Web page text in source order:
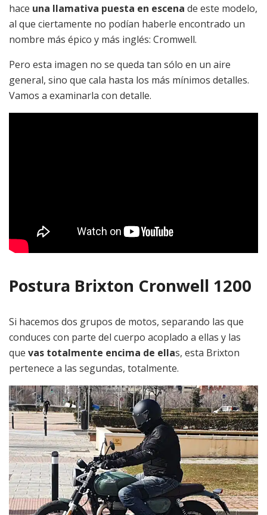
hace una llamativa puesta en escena de este modelo,
al que ciertamente no podían haberle encontrado un
nombre más épico y más inglés: Cromwell.
Pero esta imagen no se queda tan sólo en un aire
general, sino que cala hasta los más mínimos detalles.
Vamos a examinarla con detalle.
Postura Brixton Cronwell 1200
Si hacemos dos grupos de motos, separando las que
conduces con parte del cuerpo acoplado a ellas y las
que vas totalmente encima de ellas, esta Brixton
pertenece a las segundas, totalmente.